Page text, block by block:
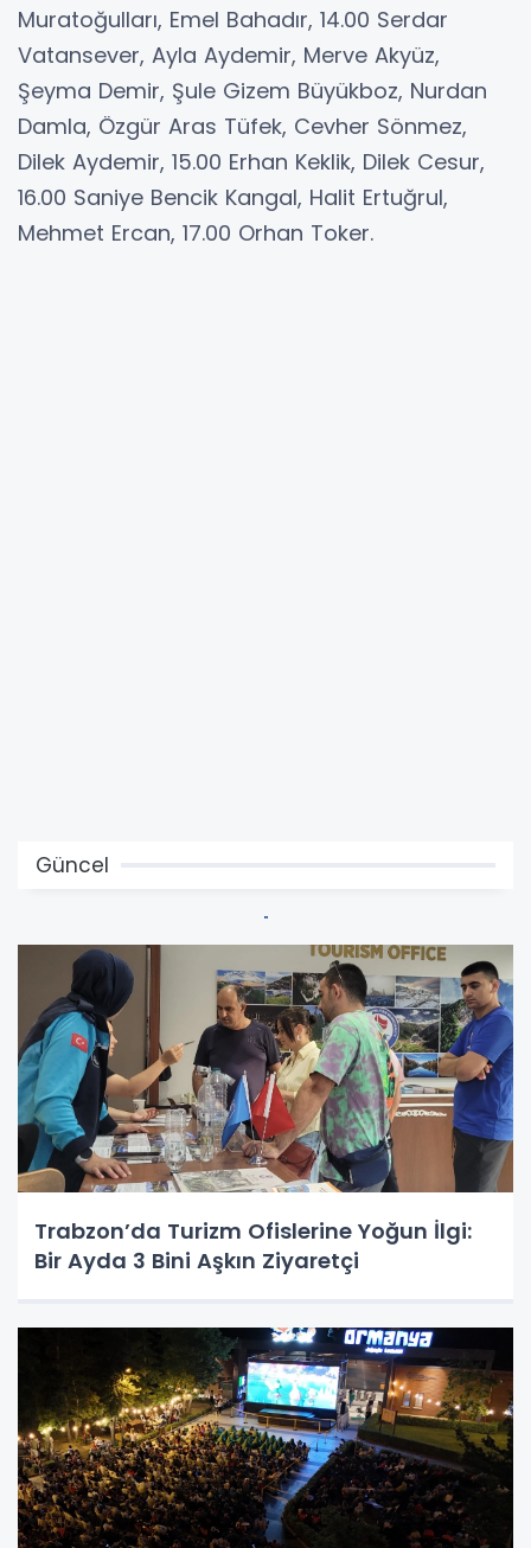
Muratoğulları, Emel Bahadır, 14.00 Serdar
Vatansever, Ayla Aydemir, Merve Akyüz,
Şeyma Demir, Şule Gizem Büyükboz, Nurdan
Damla, Özgür Aras Tüfek, Cevher Sönmez,
Dilek Aydemir, 15.00 Erhan Keklik, Dilek Cesur,
16.00 Saniye Bencik Kangal, Halit Ertuğrul,
Mehmet Ercan, 17.00 Orhan Toker.
Güncel
Trabzon’da Turizm Ofislerine Yoğun İlgi:
Bir Ayda 3 Bini Aşkın Ziyaretçi